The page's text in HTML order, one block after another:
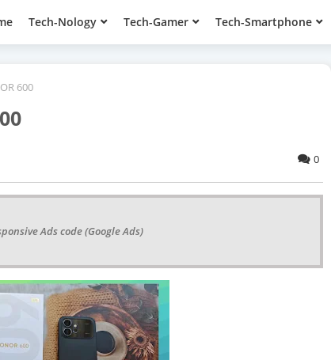
Tech-Nology Tech-Gamer Tech-Smartphone
600
0
Ads code (Google Ads)